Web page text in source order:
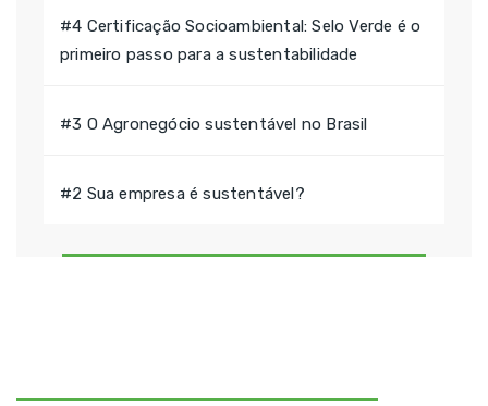
#4 Certificação Socioambiental: Selo Verde é o
primeiro passo para a sustentabilidade
#3 O Agronegócio sustentável no Brasil
#2 Sua empresa é sustentável?